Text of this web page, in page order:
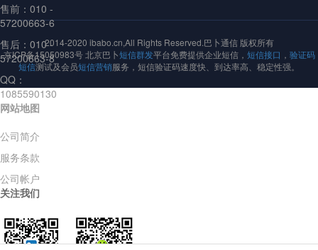
售前： 010 -
57200663-6
售后：010 -
57200663-8
QQ：
1085590130
网站地图
公司简介
服务条款
公司帐户
关注我们
2014-2020 ibabo.cn,All Rights Reserved.巴卜通信 版权所有
京ICP备15050983号 北京巴卜短信群发平台免费提供企业短信， 短信接口 ， 验证码
短信测试及会员短信营销服务，短信验证码速度快、到达率高、稳定性强。